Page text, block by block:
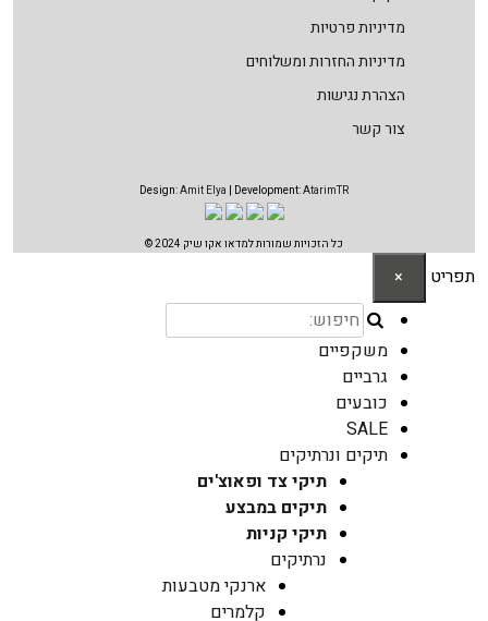
מדיניות פרטיות
מדיניות החזרות ומשלוחים
הצהרת נגישות
צור קשר
Design:Amit Elya | Development:AtarimTR
כל הזכויות שמורות למדאו אקו שיק 2024 ©
תפריט ×
משקפיים
גרביים
כובעים
SALE
תיקים ונרתיקים
תיקי צד ופאוצ'ים
תיקים במבצע
תיקי קניות
נרתיקים
ארנקי מטבעות
קלמרים